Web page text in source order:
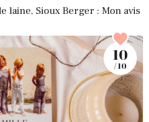
laine, Sioux Berger : Mon avis
10
/ 10